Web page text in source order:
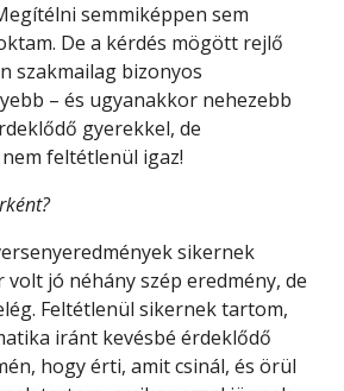
semmiképpen sem
De a kérdés mögött rejlő
szakmailag bizonyos
– és ugyanakkor nehezebb
gyerekkel, de
feltétlenül igaz!
sikernek
jó néhány szép eredmény, de
Feltétlenül sikernek tartom,
iránt kevésbé érdeklődő
hogy érti, amit csinál, és örül